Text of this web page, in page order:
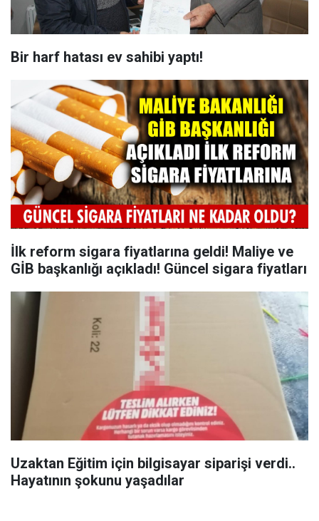
Bir harf hatası ev sahibi yaptı!
İlk reform sigara fiyatlarına geldi! Maliye ve
GİB başkanlığı açıkladı! Güncel sigara fiyatları
Uzaktan Eğitim için bilgisayar siparişi verdi..
Hayatının şokunu yaşadılar